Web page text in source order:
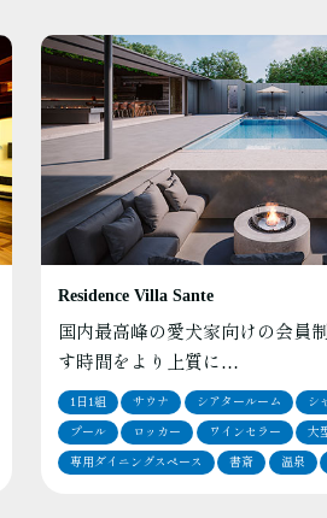
Residence Villa Sante
国内最高峰の愛犬家向けの会員
す時間をより上質に…
1日1組 サウナ シアタールーム シ
プール ロッカー ワインセラー 大
専用ダイニングスペース 書斎 温泉